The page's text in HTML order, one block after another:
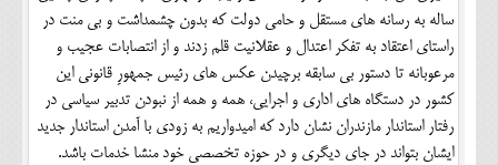
ساله به رسانه های مستقل و حامی دولت که بدون چشمداشت و بی منت در
راستای اعتقاد به تفکر اعتدال و عقلانیت قلم زدند و از انتصابات عجیب و
مرعوبانه تا دستور بی سابقه برچیدن عکس های رئیس جمهورِ قانونی این
کشور در دستگاه های اداری و اجرایی، همه و همه از نبودن تدبیر سیاسی در
رفتار استاندار مازندران نشان دارد که امیدواریم به زودی با آمدن استاندار جدید
ایشان بتواند در جای دیگری و در حوزه تخصصی خود منشا خدمات باشد.